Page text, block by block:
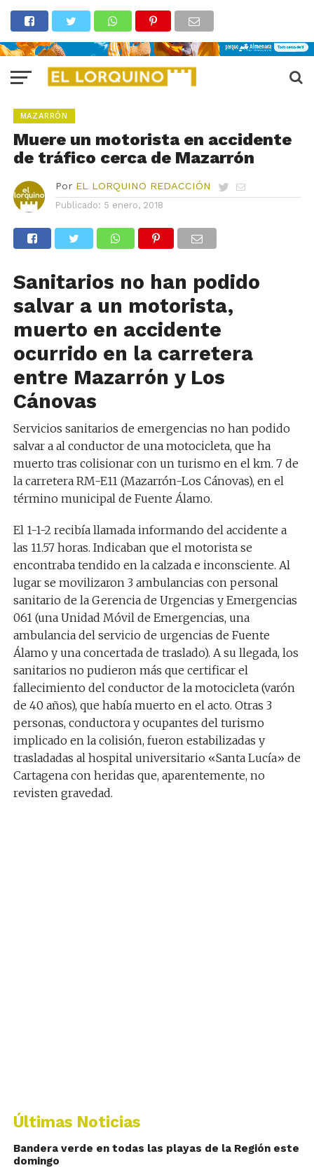
MAZARRÓN
Muere un motorista en accidente
de tráfico cerca de Mazarrón
Por EL LORQUINO REDACCIÓN
Publicado: 5 enero, 2018
Sanitarios no han podido
salvar a un motorista,
muerto en accidente
ocurrido en la carretera
entre Mazarrón y Los
Cánovas
Servicios sanitarios de emergencias no han podido
salvar a al conductor de una motocicleta, que ha
muerto tras colisionar con un turismo en el km. 7 de
la carretera RM-E11 (Mazarrón-Los Cánovas), en el
término municipal de Fuente Álamo.
El 1-1-2 recibía llamada informando del accidente a
las 11.57 horas. Indicaban que el motorista se
encontraba tendido en la calzada e inconsciente. Al
lugar se movilizaron 3 ambulancias con personal
sanitario de la Gerencia de Urgencias y Emergencias
061 (una Unidad Móvil de Emergencias, una
ambulancia del servicio de urgencias de Fuente
Álamo y una concertada de traslado). A su llegada, los
sanitarios no pudieron más que certificar el
fallecimiento del conductor de la motocicleta (varón
de 40 años), que había muerto en el acto. Otras 3
personas, conductora y ocupantes del turismo
implicado en la colisión, fueron estabilizadas y
trasladadas al hospital universitario «Santa Lucía» de
Cartagena con heridas que, aparentemente, no
revisten gravedad.
Últimas Noticias
Bandera verde en todas las playas de la Región este
domingo